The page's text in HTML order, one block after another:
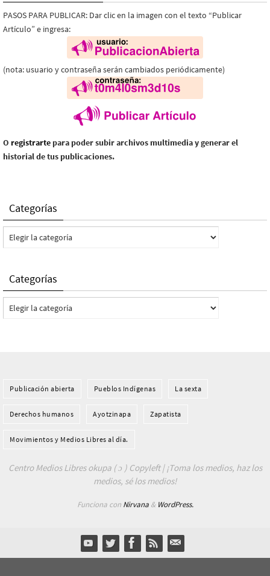
PASOS PARA PUBLICAR: Dar clic en la imagen con el texto “Publicar
Artículo” e ingresa:
(nota: usuario y contraseña serán cambiados periódicamente)
O registrarte para poder subir archivos multimedia y generar el
historial de tus publicaciones.
Categorías
Categorías
Categorías
Categorías
Publicación abierta Pueblos Indí­genas La sexta
Derechos humanos Ayotzinapa Zapatista
Movimientos y Medios Libres al día.
Centro Medios Libres okupa ( ɔ ) Copyleft | ¡Toma los medios, haz los
medios, sé los medios!
Funciona con Nirvana& WordPress.